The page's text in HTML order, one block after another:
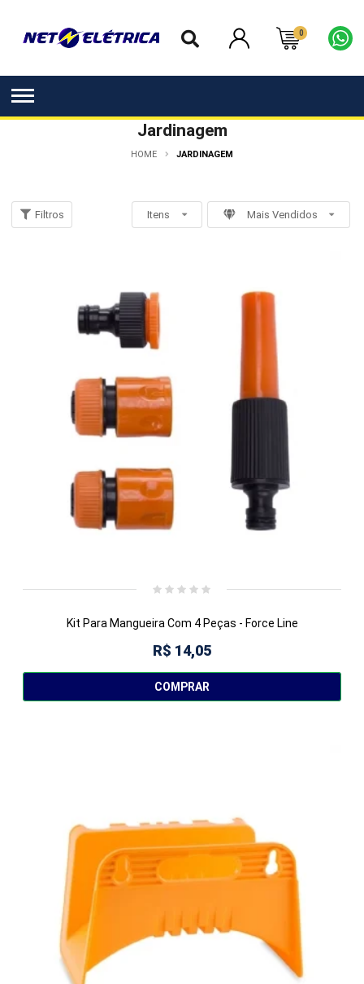
0
Jardinagem
HOME JARDINAGEM
Filtros Itens Mais Vendidos
Kit Para Mangueira Com 4 Peças - Force Line
R$ 14,05
COMPRAR